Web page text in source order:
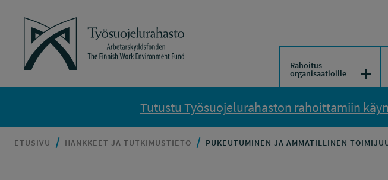
Työsuojelurahasto
Rahoitus
organisaatioille
Tutustu Työsuojelurahaston rahoittamiin
ETUSIVU HANKKEET JA TUTKIMUSTIETO PUKEUTUMINEN JA AMMATILLINEN